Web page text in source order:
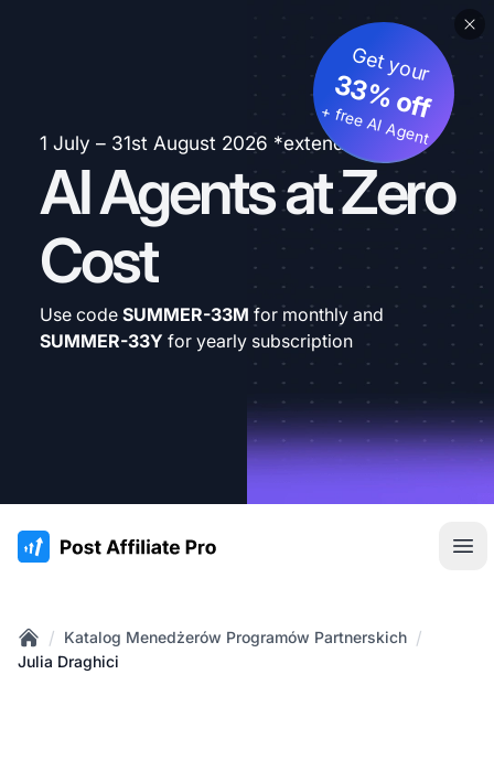
1 July – 31st August 2026 *extended
AI Agents at Zero
Cost
Get your
33% off
+ free AI Agent
Use code SUMMER-33M for monthly and
SUMMER-33Y for yearly subscription
:site.title
Home
/ Katalog Menedżerów Programów Partnerskich /
Julia Draghici